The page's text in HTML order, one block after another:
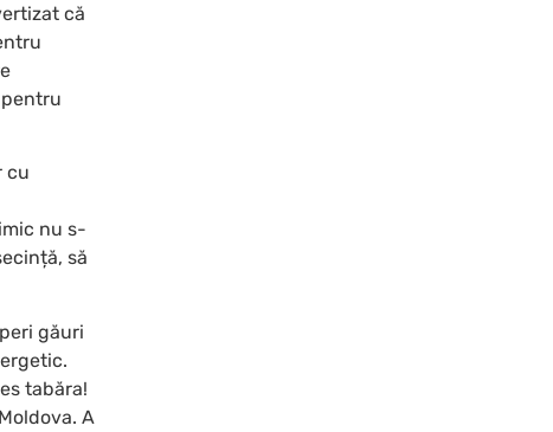
că
cu
nu s-
să
găuri
tabăra!
A